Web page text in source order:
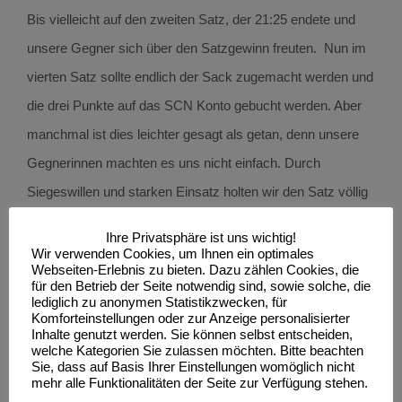
Bis vielleicht auf den zweiten Satz, der 21:25 endete und
unsere Gegner sich über den Satzgewinn freuten. Nun im
vierten Satz sollte endlich der Sack zugemacht werden und
die drei Punkte auf das SCN Konto gebucht werden. Aber
manchmal ist dies leichter gesagt als getan, denn unsere
Gegnerinnen machten es uns nicht einfach. Durch
Siegeswillen und starken Einsatz holten wir den Satz völlig
den Angriff des Gegners stoppen konnte, war es mit einer
guten Feldabwehr möglich, den Ball weiterhin im Spiel zu
halten und den Rest erledigten unsere Angreifer über
Außen, Diagonal oder durch die Mitte. Somit waren diese
drei Punkte hart erkämpft, aber auf jeden Fall verdient.
Im zweiten Spiel des Tages standen uns die Damen vom
Ihre Privatsphäre ist uns wichtig!
Wir verwenden Cookies, um Ihnen ein optimales
Webseiten-Erlebnis zu bieten. Dazu zählen Cookies, die
für den Betrieb der Seite notwendig sind, sowie solche, die
lediglich zu anonymen Statistikzwecken, für
Komforteinstellungen oder zur Anzeige personalisierter
Inhalte genutzt werden. Sie können selbst entscheiden,
welche Kategorien Sie zulassen möchten. Bitte beachten
Sie, dass auf Basis Ihrer Einstellungen womöglich nicht
mehr alle Funktionalitäten der Seite zur Verfügung stehen.